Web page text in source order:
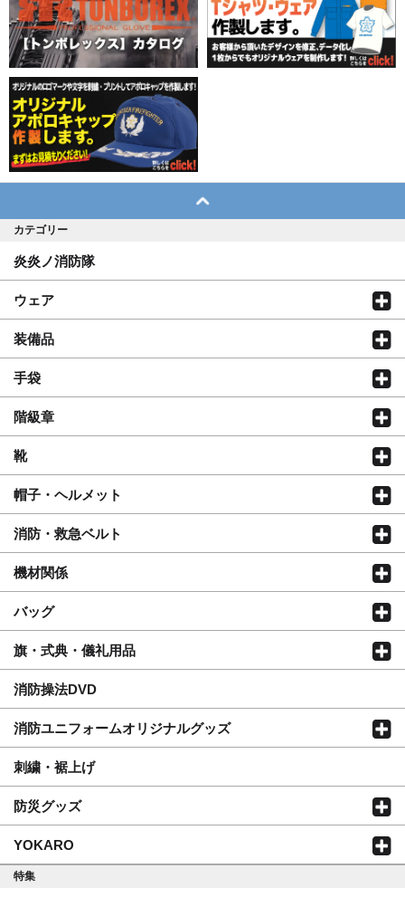
カテゴリー
炎炎ノ消防隊
ウェア
装備品
手袋
階級章
靴
帽子・ヘルメット
消防・救急ベルト
機材関係
バッグ
旗・式典・儀礼用品
消防操法DVD
消防ユニフォームオリジナルグッズ
刺繍・裾上げ
防災グッズ
YOKARO
特集